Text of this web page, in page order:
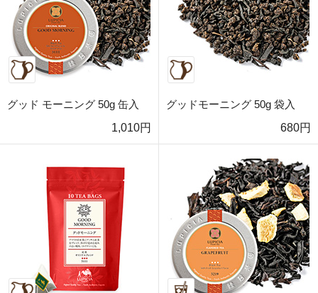
グッド モーニング 50g 缶入
1,010円
グッドモーニング 50g 袋入
680円